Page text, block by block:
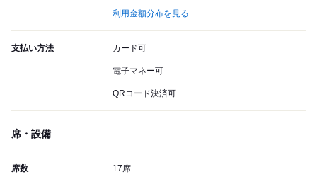
利用金額分布を見る
支払い方法 カード可
電子マネー可
QRコード決済可
席・設備
席数 17席